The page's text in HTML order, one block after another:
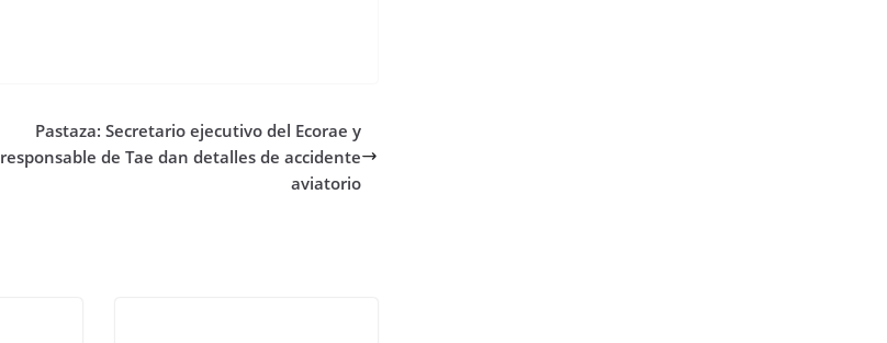
Pastaza: Secretario ejecutivo del Ecorae y
responsable de Tae dan detalles de accidente
aviatorio